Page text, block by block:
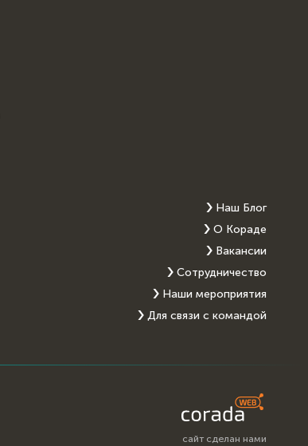
Наш Блог
О Кораде
Вакансии
Сотрудничество
Наши мероприятия
Для связи с командой
сайт сделан нами